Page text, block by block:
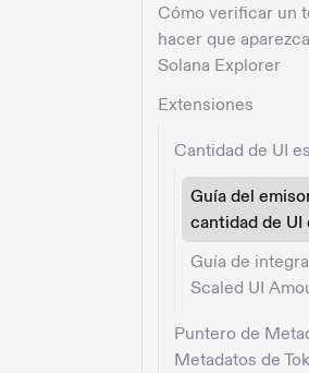
Cómo verificar un
hacer que
Solana Explorer
Extensiones
Cantidad de UI
Guía del
cantidad de UI
Guía de
Scaled UI
Puntero de
Metadatos de